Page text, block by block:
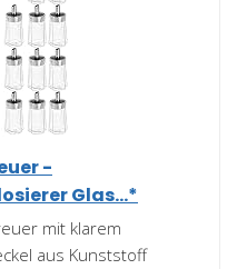
-
Glas...*
mit klarem
aus Kunststoff